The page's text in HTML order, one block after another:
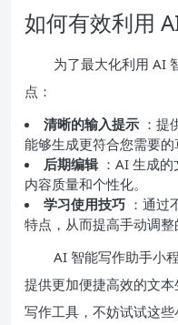
如何有效利用
为了最大化利用 AI
点：
清晰的输入提示 ：
能够生成更符合您需要的
后期编辑 ：AI 生成
内容质量和个性化。
学习使用技巧 ：通
特点，从而提高手动调整
AI 智能写作助手小
提供更加便捷高效的文
写作工具，不妨试试这